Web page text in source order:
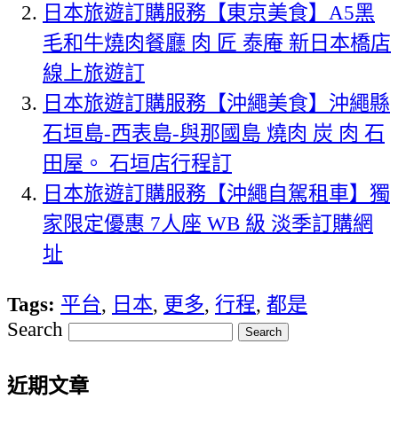
日本旅遊訂購服務【東京美食】A5黑
毛和牛燒肉餐廳 肉 匠 泰庵 新日本橋店
線上旅遊訂
日本旅遊訂購服務【沖繩美食】沖繩縣
石垣島-西表島-與那國島 燒肉 炭 肉 石
田屋。 石垣店行程訂
日本旅遊訂購服務【沖繩自駕租車】獨
家限定優惠 7人座 WB 級 淡季訂購網
址
Tags: 平台, 日本, 更多, 行程, 都是
Search
近期文章